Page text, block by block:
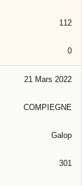
112
0
21 Mars 2022
COMPIEGNE
Galop
301